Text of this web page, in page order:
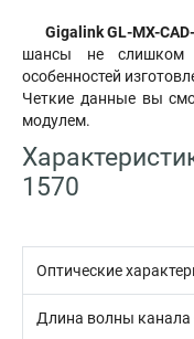
Gigalink GL-MX-
шансы не слишком
особенностей
Четкие данные вы
модулем.
1570
Оптические
Длина волны канала